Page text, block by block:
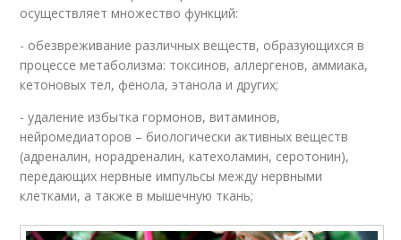
осуществляет множество функций:
- обезвреживание различных веществ, образующихся в
процессе метаболизма: токсинов, аллергенов, аммиака,
кетоновых тел, фенола, этанола и других;
- удаление избытка гормонов, витаминов,
нейромедиаторов – биологически активных веществ
(адреналин, норадреналин, катехоламин, серотонин),
передающих нервные импульсы между нервными
клетками, а также в мышечную ткань;